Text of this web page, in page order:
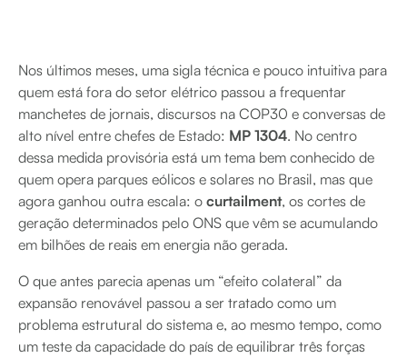
Nos últimos meses, uma sigla técnica e pouco intuitiva para
quem está fora do setor elétrico passou a frequentar
manchetes de jornais, discursos na COP30 e conversas de
alto nível entre chefes de Estado: MP 1304. No centro
dessa medida provisória está um tema bem conhecido de
quem opera parques eólicos e solares no Brasil, mas que
agora ganhou outra escala: o curtailment, os cortes de
geração determinados pelo ONS que vêm se acumulando
em bilhões de reais em energia não gerada.
O que antes parecia apenas um “efeito colateral” da
expansão renovável passou a ser tratado como um
problema estrutural do sistema e, ao mesmo tempo, como
um teste da capacidade do país de equilibrar três forças